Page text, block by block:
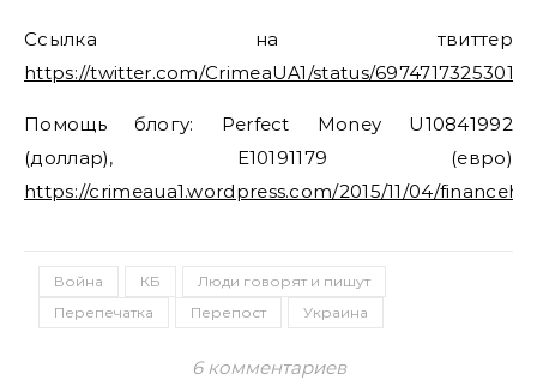
Ссылка на твиттер
https://twitter.com/CrimeaUA1/status/
Помощь блогу: Perfect Money U10841992
(доллар), E10191179 (евро)
https://crimeaua1.wordpress.com/2015/11/04/
Война КБ
Люди говорят и пишут
Перепечатка
Перепост Украина
6 комментариев